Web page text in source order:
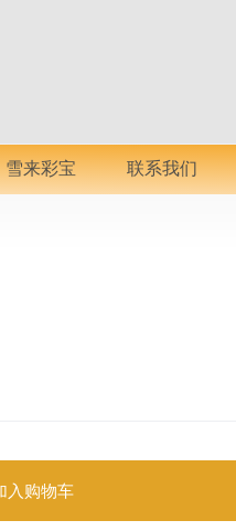
雪来彩宝 联系我们
入购物车